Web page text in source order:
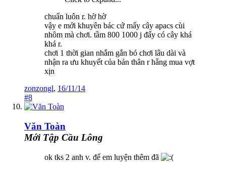
chuẩn luôn r. hờ hờ
vậy e mới khuyên bác cứ mấy cây apacs cùi
nhôm mà chơi. tầm 800 1000 j đấy có cây khá
khá r.
chơi 1 thời gian nhắm gắn bó chơi lâu dài và
nhận ra ưu khuyết của bản thân r hẵng mua vợt
xịn
zonzongl, 16/11/14
#8
Văn Toàn
Mới Tập Cầu Lông
ok tks 2 anh v. để em luyện thêm đã